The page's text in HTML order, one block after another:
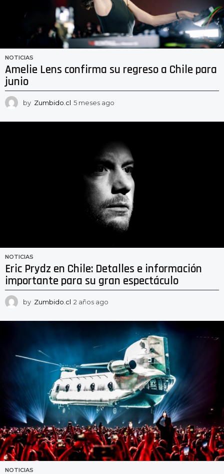
NOTICIAS
Amelie Lens confirma su regreso a Chile para
junio
by Zumbido.cl 5 meses ago
e
s
a
g
o
NOTICIAS
Eric Prydz en Chile: Detalles e información
importante para su gran espectáculo
by Zumbido.cl 2 años ago
ñ
s
g
o
NOTICIAS